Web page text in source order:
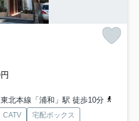
東北本線「浦和」駅 徒歩10分
CATV
宅配ボックス